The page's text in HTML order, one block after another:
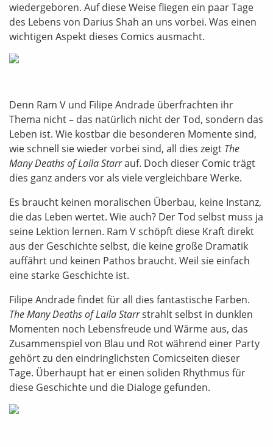
wiedergeboren. Auf diese Weise fliegen ein paar Tage
des Lebens von Darius Shah an uns vorbei. Was einen
wichtigen Aspekt dieses Comics ausmacht.
Denn Ram V und Filipe Andrade überfrachten ihr
Thema nicht – das natürlich nicht der Tod, sondern das
Leben ist. Wie kostbar die besonderen Momente sind,
wie schnell sie wieder vorbei sind, all dies zeigt The
Many Deaths of Laila Starrauf. Doch dieser Comic trägt
dies ganz anders vor als viele vergleichbare Werke.
Es braucht keinen moralischen Überbau, keine Instanz,
die das Leben wertet. Wie auch? Der Tod selbst muss ja
seine Lektion lernen. Ram V schöpft diese Kraft direkt
aus der Geschichte selbst, die keine große Dramatik
auffährt und keinen Pathos braucht. Weil sie einfach
eine starke Geschichte ist.
Filipe Andrade findet für all dies fantastische Farben.
The Many Deaths of Laila Starrstrahlt selbst in dunklen
Momenten noch Lebensfreude und Wärme aus, das
Zusammenspiel von Blau und Rot während einer Party
gehört zu den eindringlichsten Comicseiten dieser
Tage. Überhaupt hat er einen soliden Rhythmus für
diese Geschichte und die Dialoge gefunden.